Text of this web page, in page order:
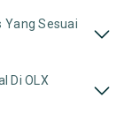
Yang Sesuai
Di OLX